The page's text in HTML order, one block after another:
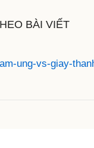
BÀI VIẾT
ung-vs-giay-